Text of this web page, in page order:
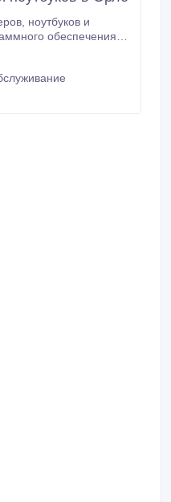
обеспечения
и прокладка
видеонаблюдения
по городу Орлу на